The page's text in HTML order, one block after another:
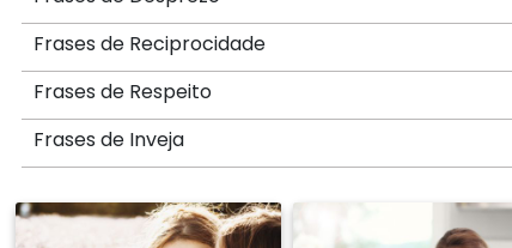
Frases de Reciprocidade
Frases de Respeito
Frases de Inveja